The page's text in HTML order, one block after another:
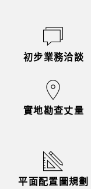
初步業務洽談
實地勘查丈量
平面配置圖規劃